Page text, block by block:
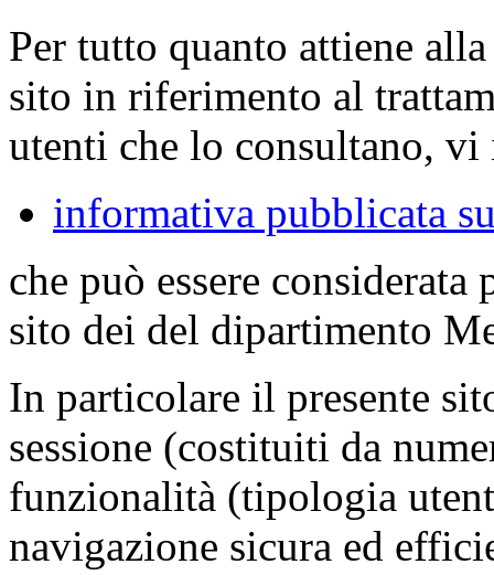
Per tutto quanto attiene
sito in riferimento al
utenti che lo consultano,
informativa pubblicata
che può essere
sito dei del dipartimento
In particolare il presente
sessione (costituiti da
funzionalità (tipologia
navigazione sicura ed